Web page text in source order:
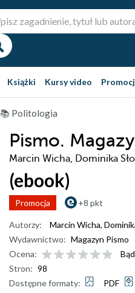
Książki Kursy video
📚 Politologia
Pismo.
Marcin Wicha, Dominika
(ebook)
Promocja +8 pkt
Autorzy: Marcin Wicha,
Wydawnictwo: Magazyn Pismo
Ocena:
Stron: 98
Dostępne formaty:
PDF